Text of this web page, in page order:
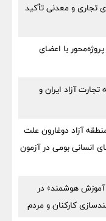
تجاری و معدنی تأکید
با اعضای
آزاد ایران و
آزاد دوغارون علت
انسانی بومی در آزمون
آموزش هوشمند» در
کارکنان و مردم